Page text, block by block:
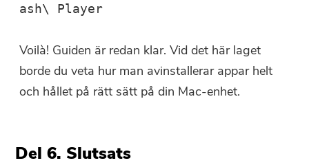
ash\ Player
Voilà! Guiden är redan klar. Vid det här laget
borde du veta hur man avinstallerar appar helt
och hållet på rätt sätt på din Mac-enhet.
Del 6. Slutsats